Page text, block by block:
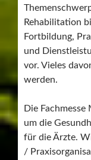
Rehabilitation
Fortbildung,
und
vor. Vieles
werden.
Die
um die
für die Ärzte.
/